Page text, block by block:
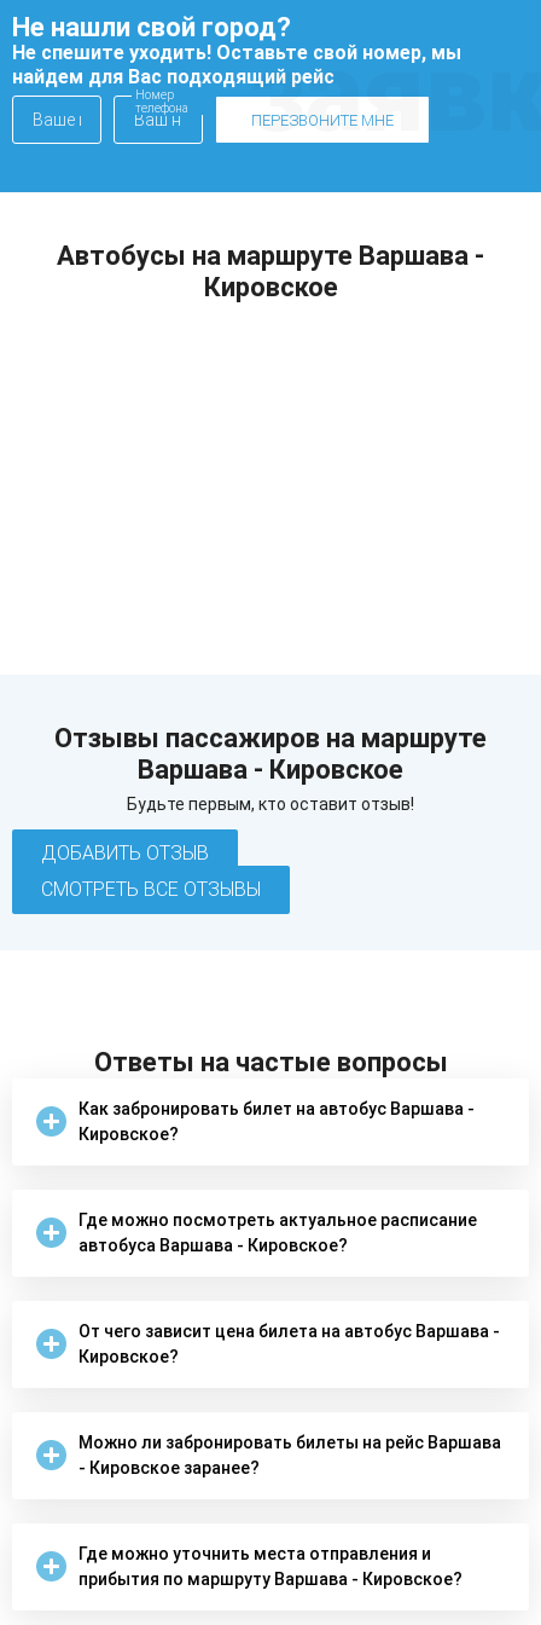
Не нашли свой город?
Не спешите уходить! Оставьте свой номер, мы
найдем для Вас подходящий рейс
Номер
телефона
ПЕРЕЗВОНИТЕ МНЕ
Автобусы на маршруте Варшава -
Кировское
Отзывы пассажиров на маршруте
Варшава - Кировское
Будьте первым, кто оставит отзыв!
ДОБАВИТЬ ОТЗЫВ
СМОТРЕТЬ ВСЕ ОТЗЫВЫ
Ответы на частые вопросы
Как забронировать билет на автобус Варшава -
Кировское?
Где можно посмотреть актуальное расписание
автобуса Варшава - Кировское?
От чего зависит цена билета на автобус Варшава -
Кировское?
Можно ли забронировать билеты на рейс Варшава
- Кировское заранее?
Где можно уточнить места отправления и
прибытия по маршруту Варшава - Кировское?